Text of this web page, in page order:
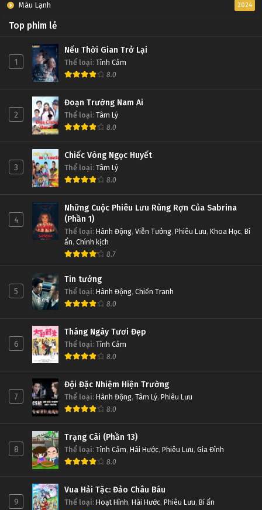
Máu Lạnh 2024
Top phim lẻ
1
Nếu Thời Gian Trở Lại
Thể loại: Tình Cảm
8.0
2
Đoạn Trường Nam Ai
Thể loại: Tâm Lý
8.0
3
Chiếc Vòng Ngọc Huyết
Thể loại: Tâm Lý
8.0
4
Những Cuộc Phiêu Lưu Rùng Rợn Của Sabrina
(Phần 1)
Thể loại: Hành Động, Viễn Tưởng, Phiêu Lưu, Khoa Học, Bí
ẩn, Chính kịch
8.7
5
Tin tưởng
Thể loại: Hành Động, Chiến Tranh
8.0
6
Tháng Ngày Tươi Đẹp
Thể loại: Tình Cảm
8.0
7
Đội Đặc Nhiệm Hiện Trường
Thể loại: Hành Động, Tâm Lý, Phiêu Lưu
8.0
8
Trạng Cãi (Phần 13)
Thể loại: Tình Cảm, Hài Hước, Phiêu Lưu, Gia Đình
8.0
9
Vua Hải Tặc: Đảo Châu Báu
Thể loại: Hoạt Hình, Hài Hước, Phiêu Lưu, Bí ẩn